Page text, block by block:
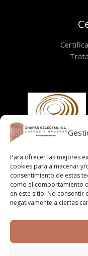
Para ofrecer las mejores
cookies para almacenar
consentimiento de estas
como el comportamiento
en este sitio. No
negativamente a ciertas
Términos y